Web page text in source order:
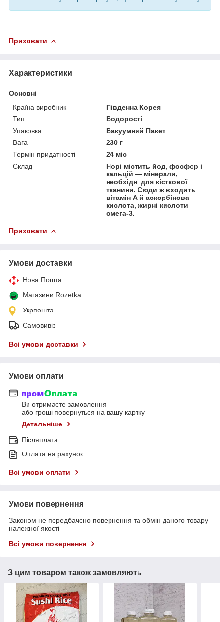
Приховати
Характеристики
Основні
Країна виробник
Південна Корея
Тип
Водорості
Упаковка
Вакуумний Пакет
Вага
230 г
Термін придатності
24 міс
Склад
Норі містить йод, фосфор і
кальцій — мінерали,
необхідні для кісткової
тканини. Сюди ж входить
вітамін А й аскорбінова
кислота, жирні кислоти
омега-3.
Приховати
Умови доставки
Нова Пошта
Магазини Rozetka
Укрпошта
Самовивіз
Всі умови доставки
Умови оплати
Ви отримаєте замовлення
або гроші повернуться на вашу картку
Детальніше
Післяплата
Оплата на рахунок
Всі умови оплати
Умови повернення
Законом не передбачено повернення та обмін даного товару
належної якості
Всі умови повернення
З цим товаром також замовляють